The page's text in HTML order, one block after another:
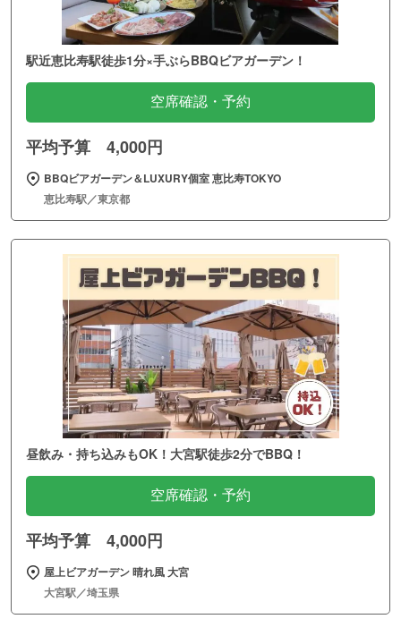
駅近恵比寿駅徒歩1分×手ぶらBBQビアガーデン！
空席確認・予約
平均予算 4,000円
BBQビアガーデン＆LUXURY個室 恵比寿TOKYO
恵比寿駅／東京都
昼飲み・持ち込みもOK！大宮駅徒歩2分でBBQ！
空席確認・予約
平均予算 4,000円
屋上ビアガーデン 晴れ風 大宮
大宮駅／埼玉県